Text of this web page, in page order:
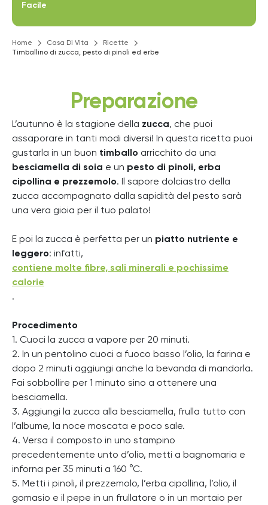
Facile
Home Casa Di Vita
Ricette
Timballino di zucca, pesto di pinoli ed erbe
Preparazione
L’autunno è la stagione della zucca, che puoi
assaporare in tanti modi diversi! In questa ricetta puoi
gustarla in un buon timballo arricchito da una
besciamella di soia e un pesto di pinoli, erba
cipollina e prezzemolo. Il sapore dolciastro della
zucca accompagnato dalla sapidità del pesto sarà
una vera gioia per il tuo palato!
E poi la zucca è perfetta per un piatto nutriente e
leggero: infatti,
contiene molte fibre, sali minerali e pochissime
calorie
.
Procedimento
1. Cuoci la zucca a vapore per 20 minuti.
2. In un pentolino cuoci a fuoco basso l’olio, la farina e
dopo 2 minuti aggiungi anche la bevanda di mandorla.
Fai sobbollire per 1 minuto sino a ottenere una
besciamella.
3. Aggiungi la zucca alla besciamella, frulla tutto con
l’albume, la noce moscata e poco sale.
4. Versa il composto in uno stampino
precedentemente unto d’olio, metti a bagnomaria e
inforna per 35 minuti a 160 °C.
5. Metti i pinoli, il prezzemolo, l’erba cipollina, l’olio, il
gomasio e il pepe in un frullatore o in un mortaio per